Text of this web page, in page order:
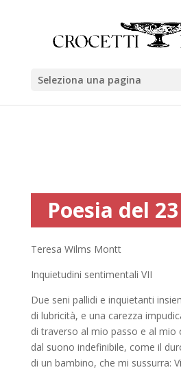
Seleziona una pagina
Poesia del
Teresa Wilms Montt
Inquietudini sentimentali VII
Due seni pallidi e inquietanti
di lubricità, e una carezza
di traverso al mio passo e al mio
dal suono indefinibile, come il
di un bambino, che mi sussurra: